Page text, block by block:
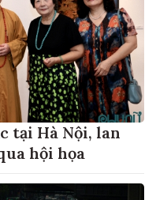
tại Hà Nội, lan
hội họa